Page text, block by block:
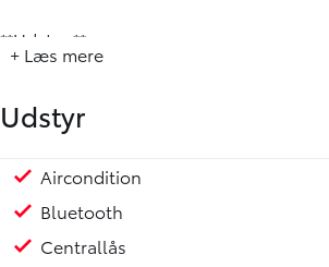
**Udstyr:**
- Aircondition
- Elruder for
- Kørecomputer
- Metallak
- Stofindtræk
+ Læs mere
Udstyr
Aircondition
Bluetooth
Centrallås